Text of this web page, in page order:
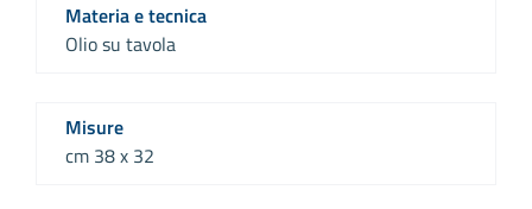
Materia e tecnica
Olio su tavola
Misure
cm 38 x 32